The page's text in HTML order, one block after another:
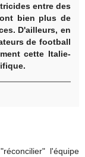
entre des
bien plus de
D'ailleurs, en
de football
cette Italie-
l'équipe